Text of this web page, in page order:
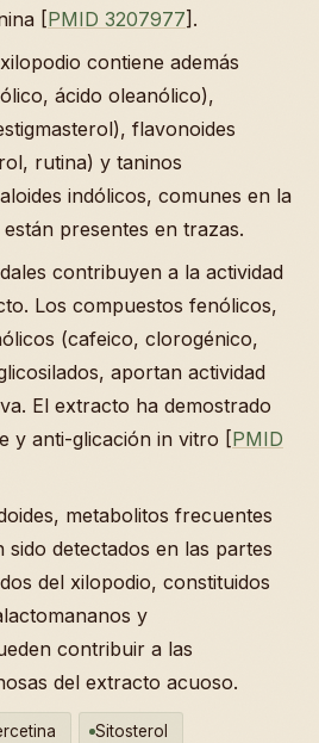
[PMID 3207977].
contiene además
ácido oleanólico),
flavonoides
rutina) y taninos
indólicos, comunes en la
presentes en trazas.
contribuyen a la actividad
Los compuestos fenólicos,
(cafeico, clorogénico,
aportan actividad
El extracto ha demostrado
y anti-glicación in vitro [PMID
metabolitos frecuentes
detectados en las partes
del xilopodio, constituidos
y
contribuir a las
del extracto acuoso.
Sitosterol